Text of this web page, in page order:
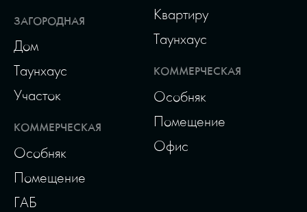
ЗАГОРОДНАЯ
Дом
Таунхаус
Участок
КОММЕРЧЕСКАЯ
Особняк
Помещение
ГАБ
Квартиру
Таунхаус
КОММЕРЧЕСКАЯ
Особняк
Помещение
Офис